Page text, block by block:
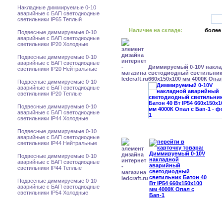
Накладные диммируемые 0-10
аварийные с БАП светодиодные
светильники IP65 Теплый
Подвесные диммируемые 0-10
аварийные с БАП светодиодные
светильники IP20 Холодные
Подвесные диммируемые 0-10
аварийные с БАП светодиодные
светильники IP20 Нейтральные
Подвесные диммируемые 0-10
аварийные с БАП светодиодные
светильники IP20 Теплые
Подвесные диммируемые 0-10
аварийные с БАП светодиодные
светильники IP44 Холодные
Подвесные диммируемые 0-10
аварийные с БАП светодиодные
светильники IP44 Нейтральные
Подвесные диммируемые 0-10
аварийные с БАП светодиодные
светильники IP44 Теплые
Подвесные диммируемые 0-10
аварийные с БАП светодиодные
светильники IP54 Холодные
Наличие на складе: более
Диммируемый 0-10V
светодиодный
660x150x100 мм 4000К